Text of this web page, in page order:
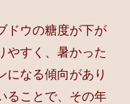
ドウの糖度が下が
やすく、暑かった
になる傾向があり
ることで、その年